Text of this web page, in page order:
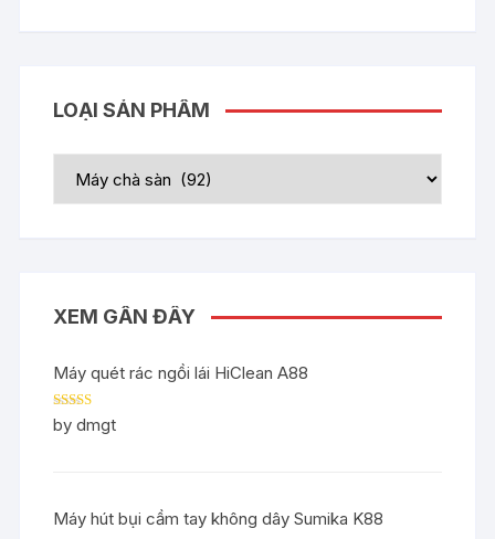
LOẠI SẢN PHẨM
XEM GẦN ĐÂY
Máy quét rác ngồi lái HiClean A88
Rated5out
of 5
by dmgt
Máy hút bụi cầm tay không dây Sumika K88